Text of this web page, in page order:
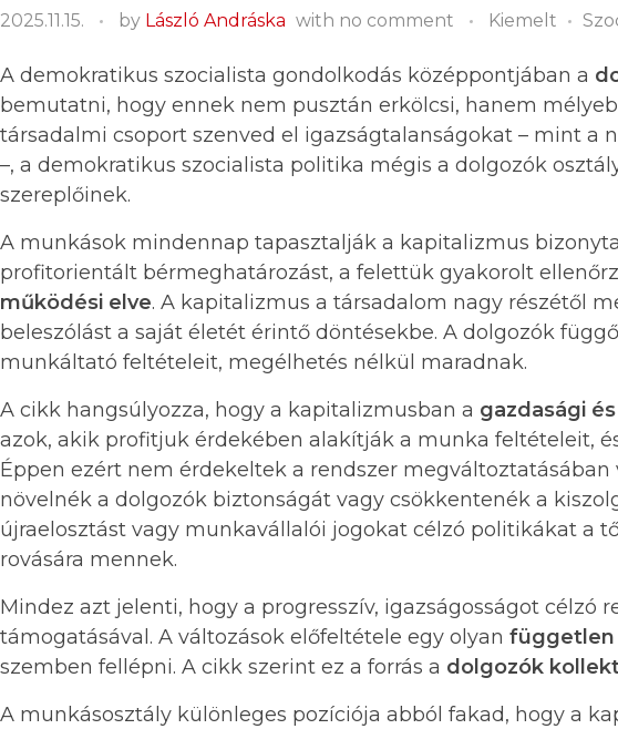
2025.11.15. by László Andráska with no comment Kiemelt
A demokratikus szocialista gondolkodás középpontjában a
bemutatni, hogy ennek nem pusztán erkölcsi, hanem
társadalmi csoport szenved el igazságtalanságokat – mint a
–, a demokratikus szocialista politika mégis a dolgozók
szereplőinek.
A munkások mindennap tapasztalják a kapitalizmus
profitorientált bérmeghatározást, a felettük gyakorolt
működési elve. A kapitalizmus a társadalom nagy részétől
beleszólást a saját életét érintő döntésekbe. A dolgozók
munkáltató feltételeit, megélhetés nélkül maradnak.
A cikk hangsúlyozza, hogy a kapitalizmusban a gazdasági
azok, akik profitjuk érdekében alakítják a munka feltételeit,
Éppen ezért nem érdekeltek a rendszer
növelnék a dolgozók biztonságát vagy csökkentenék a
újraelosztást vagy munkavállalói jogokat célzó politikákat a
rovására mennek.
Mindez azt jelenti, hogy a progresszív, igazságosságot
támogatásával. A változások előfeltétele egy olyan független
szemben fellépni. A cikk szerint ez a forrás a dolgozók
A munkásosztály különleges pozíciója abból fakad, hogy a